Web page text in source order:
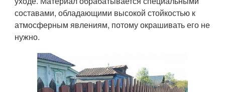
составами, обладающими высокой стойкостью к
атмосферным явлениям, потому окрашивать его не
нужно.